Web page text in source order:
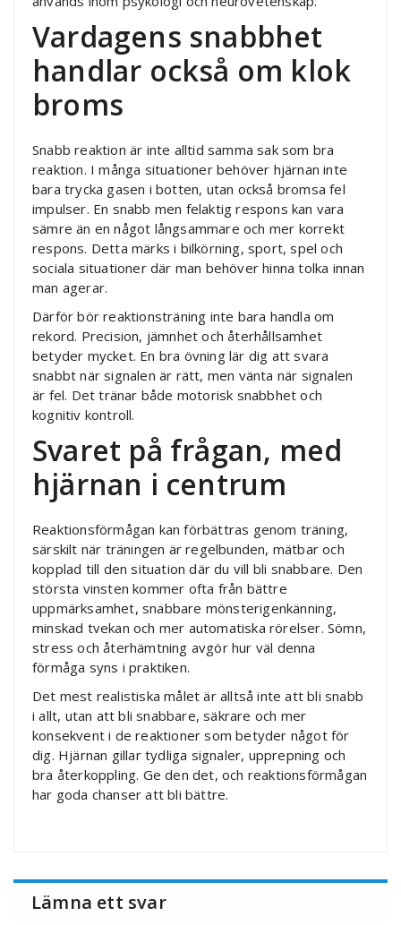
Vardagens snabbhet
handlar också om klok
broms
Snabb reaktion är inte alltid samma sak som bra
reaktion. I många situationer behöver hjärnan inte
bara trycka gasen i botten, utan också bromsa fel
impulser. En snabb men felaktig respons kan vara
sämre än en något långsammare och mer korrekt
respons. Detta märks i bilkörning, sport, spel och
sociala situationer där man behöver hinna tolka innan
man agerar.
Därför bör reaktionsträning inte bara handla om
rekord. Precision, jämnhet och återhållsamhet
betyder mycket. En bra övning lär dig att svara
snabbt när signalen är rätt, men vänta när signalen
är fel. Det tränar både motorisk snabbhet och
kognitiv kontroll.
Svaret på frågan, med
hjärnan i centrum
Reaktionsförmågan kan förbättras genom träning,
särskilt när träningen är regelbunden, mätbar och
kopplad till den situation där du vill bli snabbare. Den
största vinsten kommer ofta från bättre
uppmärksamhet, snabbare mönsterigenkänning,
minskad tvekan och mer automatiska rörelser. Sömn,
stress och återhämtning avgör hur väl denna
förmåga syns i praktiken.
Det mest realistiska målet är alltså inte att bli snabb
i allt, utan att bli snabbare, säkrare och mer
konsekvent i de reaktioner som betyder något för
dig. Hjärnan gillar tydliga signaler, upprepning och
bra återkoppling. Ge den det, och reaktionsförmågan
har goda chanser att bli bättre.
Lämna ett svar